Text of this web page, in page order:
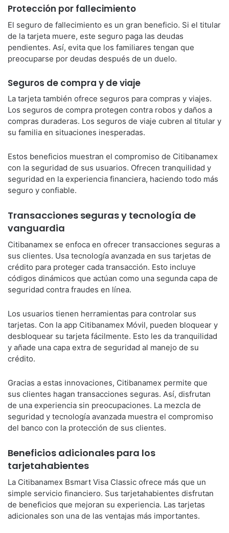
Protección por fallecimiento
El seguro de fallecimiento es un gran beneficio. Si el titular
de la tarjeta muere, este seguro paga las deudas
pendientes. Así, evita que los familiares tengan que
preocuparse por deudas después de un duelo.
Seguros de compra y de viaje
La tarjeta también ofrece seguros para compras y viajes.
Los seguros de compra protegen contra robos y daños a
compras duraderas. Los seguros de viaje cubren al titular y
su familia en situaciones inesperadas.
Estos beneficios muestran el compromiso de Citibanamex
con la seguridad de sus usuarios. Ofrecen tranquilidad y
seguridad en la experiencia financiera, haciendo todo más
seguro y confiable.
Transacciones seguras y tecnología de
vanguardia
Citibanamex se enfoca en ofrecer transacciones seguras a
sus clientes. Usa tecnología avanzada en sus tarjetas de
crédito para proteger cada transacción. Esto incluye
códigos dinámicos que actúan como una segunda capa de
seguridad contra fraudes en línea.
Los usuarios tienen herramientas para controlar sus
tarjetas. Con la app Citibanamex Móvil, pueden bloquear y
desbloquear su tarjeta fácilmente. Esto les da tranquilidad
y añade una capa extra de seguridad al manejo de su
crédito.
Gracias a estas innovaciones, Citibanamex permite que
sus clientes hagan transacciones seguras. Así, disfrutan
de una experiencia sin preocupaciones. La mezcla de
seguridad y tecnología avanzada muestra el compromiso
del banco con la protección de sus clientes.
Beneficios adicionales para los
tarjetahabientes
La Citibanamex Bsmart Visa Classic ofrece más que un
simple servicio financiero. Sus tarjetahabientes disfrutan
de beneficios que mejoran su experiencia. Las tarjetas
adicionales son una de las ventajas más importantes.